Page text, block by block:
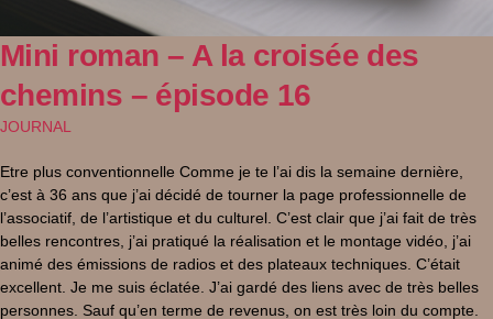
Mini roman – A la croisée des
chemins – épisode 16
JOURNAL
Etre plus conventionnelle Comme je te l’ai dis la semaine dernière,
c’est à 36 ans que j’ai décidé de tourner la page professionnelle de
l’associatif, de l’artistique et du culturel. C’est clair que j’ai fait de très
belles rencontres, j’ai pratiqué la réalisation et le montage vidéo, j’ai
animé des émissions de radios et des plateaux techniques. C’était
excellent. Je me suis éclatée. J’ai gardé des liens avec de très belles
personnes. Sauf qu’en terme de revenus, on est très loin du compte.